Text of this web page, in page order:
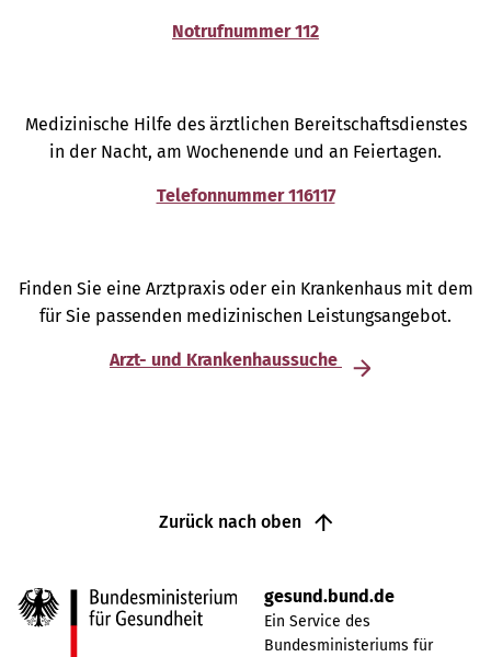
Notrufnummer 112
Medizinische Hilfe des ärztlichen Bereitschaftsdienstes
in der Nacht, am Wochenende und an Feiertagen.
Telefonnummer 116117
Finden Sie eine Arztpraxis oder ein Krankenhaus mit dem
für Sie passenden medizinischen Leistungsangebot.
Arzt- und Krankenhaussuche
Zurück nach oben
gesund.bund.de
Ein Service des
Bundesministeriums für